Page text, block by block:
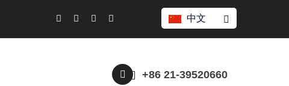
中文
+86 21-39520660